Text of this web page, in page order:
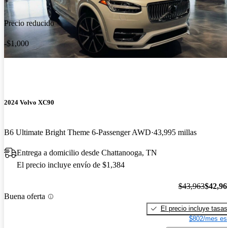
Precio reducido
-$1,000
2024 Volvo XC90
B6 Ultimate Bright Theme 6-Passenger AWD 43,995 millas
Entrega a domicilio desde Chattanooga, TN
El precio incluye envío de $1,384
Buena oferta
$43,963
El precio incluye tasas
$802/mes